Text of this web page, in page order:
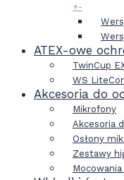
+-
ATEX-owe
TwinCup
WS
Akcesoria do
Mikrofony
Akcesoria
Osłony
Zestawy